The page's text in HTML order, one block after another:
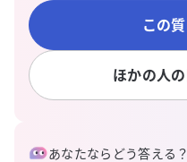
この
ほかの人
あなたならどう答える？